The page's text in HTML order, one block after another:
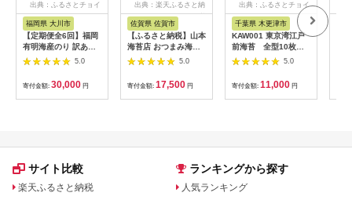
出典：ふるさとチョイ
ス
福岡県 大川市
【定期便全6回】福岡
有明海産のり 訳あ
り！ 味付海苔 20g×2
5.0
寄付金額: 30,000 円
出典：楽天ふるさと納
税
佐賀県 佐賀市
【ふるさと納税】山本
海苔店 おつまみ海苔
5缶詰合せ：B175-
5.0
寄付金額: 17,500 円
出典：ふるさとチョイ
千葉県 木更津市
KAW001 東京湾江戸
前海苔 全型10枚入
り×5袋セット ふるさ
と納税 海苔 のり 贈答
プレゼント ギフト 千
葉県 木更津 送料無料
5.0
寄付金額: 11,000 円
サイト比較
楽天ふるさと納税
ランキングから探す
人気ランキング